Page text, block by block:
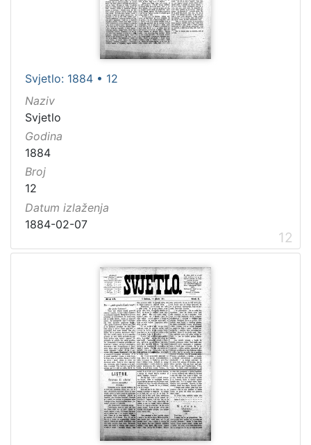
Svjetlo: 1884 • 12
Naziv
Svjetlo
Godina
1884
Broj
12
Datum izlaženja
1884-02-07
12